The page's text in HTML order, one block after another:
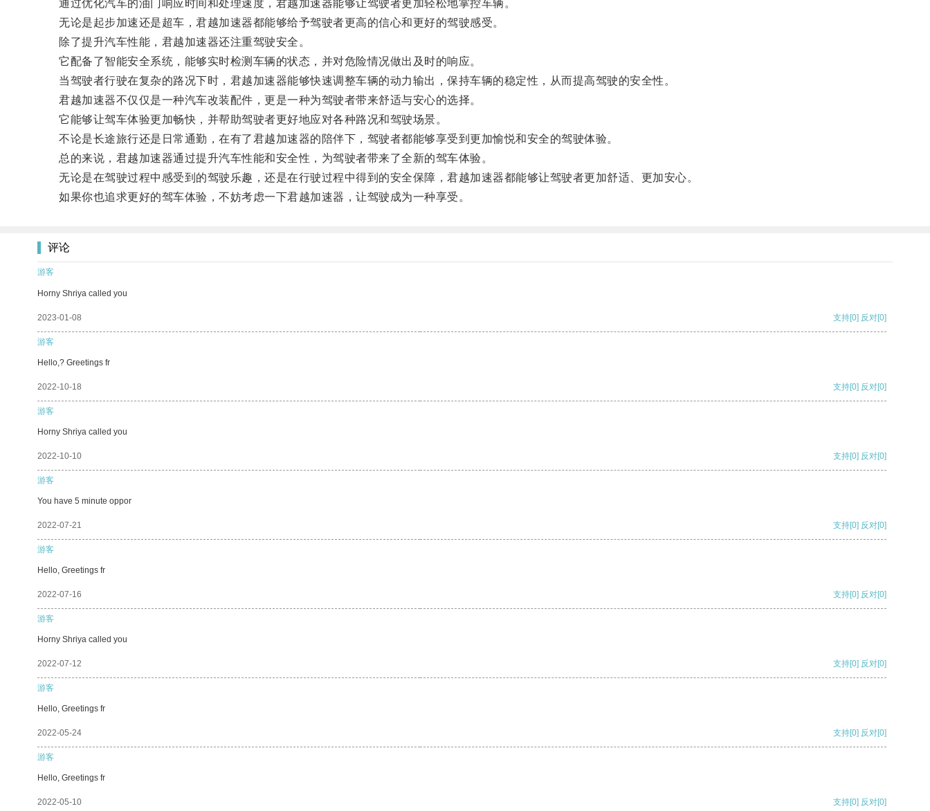
通过优化汽车的油门响应时间和处理速度，君越加速器能够让驾驶者更加轻松地掌控车辆。
无论是起步加速还是超车，君越加速器都能够给予驾驶者更高的信心和更好的驾驶感受。
除了提升汽车性能，君越加速器还注重驾驶安全。
它配备了智能安全系统，能够实时检测车辆的状态，并对危险情况做出及时的响应。
当驾驶者行驶在复杂的路况下时，君越加速器能够快速调整车辆的动力输出，保持车辆的稳定性，从而提高驾驶的安全性。
君越加速器不仅仅是一种汽车改装配件，更是一种为驾驶者带来舒适与安心的选择。
它能够让驾车体验更加畅快，并帮助驾驶者更好地应对各种路况和驾驶场景。
不论是长途旅行还是日常通勤，在有了君越加速器的陪伴下，驾驶者都能够享受到更加愉悦和安全的驾驶体验。
总的来说，君越加速器通过提升汽车性能和安全性，为驾驶者带来了全新的驾车体验。
无论是在驾驶过程中感受到的驾驶乐趣，还是在行驶过程中得到的安全保障，君越加速器都能够让驾驶者更加舒适、更加安心。
如果你也追求更好的驾车体验，不妨考虑一下君越加速器，让驾驶成为一种享受。
评论
游客
Horny Shriya called you
2023-01-08 支持[0] 反对[0]
游客
Hello,? Greetings fr
2022-10-18 支持[0] 反对[0]
游客
Horny Shriya called you
2022-10-10 支持[0] 反对[0]
游客
You have 5 minute oppor
2022-07-21 支持[0] 反对[0]
游客
Hello, Greetings fr
2022-07-16 支持[0] 反对[0]
游客
Horny Shriya called you
2022-07-12 支持[0] 反对[0]
游客
Hello, Greetings fr
2022-05-24 支持[0] 反对[0]
游客
Hello, Greetings fr
2022-05-10 支持[0] 反对[0]